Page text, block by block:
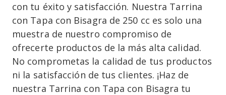
con tu éxito y satisfacción. Nuestra Tarrina
con Tapa con Bisagra de 250 cc es solo una
muestra de nuestro compromiso de
ofrecerte productos de la más alta calidad.
No comprometas la calidad de tus productos
ni la satisfacción de tus clientes. ¡Haz de
nuestra Tarrina con Tapa con Bisagra tu